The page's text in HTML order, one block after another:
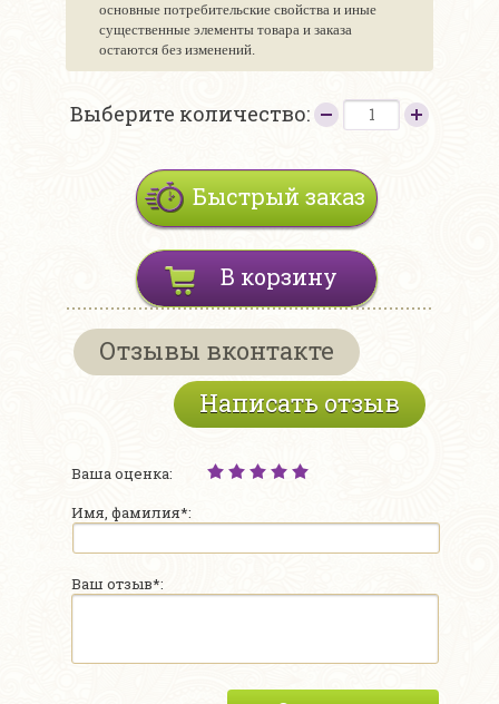
основные потребительские свойства и иные
существенные элементы товара и заказа
остаются без изменений.
Выберите количество:
Быстрый заказ
В корзину
Отзывы вконтакте
Написать отзыв
Ваша оценка:
Имя, фамилия*:
Ваш отзыв*: